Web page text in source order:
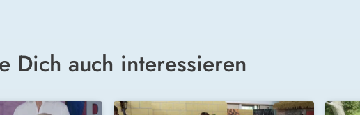
Dich auch interessieren